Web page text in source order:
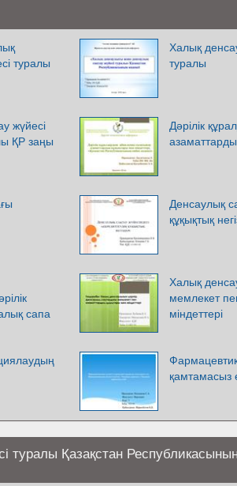
туралы
Халық
туралы
жүйесі
ҚР заңы
Дәрілік
Денсаулық
құқықтық
сапа
Халық
мемлекет
міндеттері
қамтамасыз
туралы Қазақстан